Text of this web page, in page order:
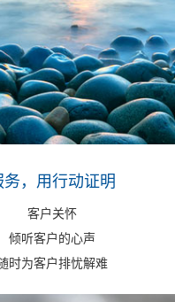
务，用行动证明
客户关怀
倾听客户的心声
时为客户排忧解难